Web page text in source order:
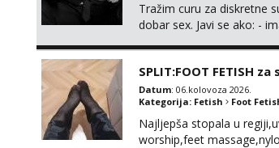
Tražim curu za diskretne
dobar sex. Javi se ako: -
SPLIT:FOOT FETISH
Datum: 06.kolovoza 2026.
Kategorija: Fetish Foot
Najljepša stopala u
worship,feet